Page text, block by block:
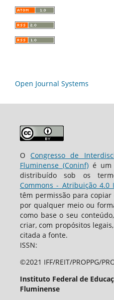
Open Journal Systems
OCongresso de
Fluminense (Coninf) é um
distribuído sob os
Commons - Atribuição 4.0
têm permissão para
por qualquer meio ou
como base o seu
criar, com propósitos
citada a fonte.
ISSN:
©2021 IFF/REIT/PROPPG/
Instituto Federal de
Fluminense